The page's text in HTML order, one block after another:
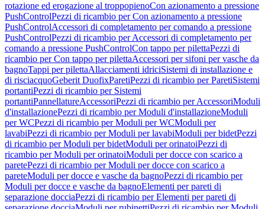
rotazione ed erogazione al troppopienoCon azionamento a pressione
PushControlPezzi di ricambio per Con azionamento a pressione
PushControlAccessori di completamento per comando a pressione
PushControlPezzi di ricambio per Accessori di completamento per
comando a pressione PushControlCon tappo per pilettaPezzi di
ricambio per Con tappo per pilettaAccessori per sifoni per vasche da
bagnoTappi per pilettaAllacciamenti idriciSistemi di installazione e
di risciacquoGeberit DuofixParetiPezzi di ricambio per ParetiSistemi
portantiPezzi di ricambio per Sistemi
portantiPannellatureAccessoriPezzi di ricambio per AccessoriModuli
d'installazionePezzi di ricambio per Moduli d'installazioneModuli
per WCPezzi di ricambio per Moduli per WCModuli per
lavabiPezzi di ricambio per Moduli per lavabiModuli per bidetPezzi
di ricambio per Moduli per bidetModuli per orinatoiPezzi di
ricambio per Moduli per orinatoiModuli per docce con scarico a
paretePezzi di ricambio per Moduli per docce con scarico a
pareteModuli per docce e vasche da bagnoPezzi di ricambio per
Moduli per docce e vasche da bagnoElementi per pareti di
separazione docciaPezzi di ricambio per Elementi per pareti di